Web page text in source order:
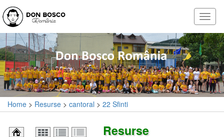
Home > Resurse > cantoral > 22 Sfinti
Resurse